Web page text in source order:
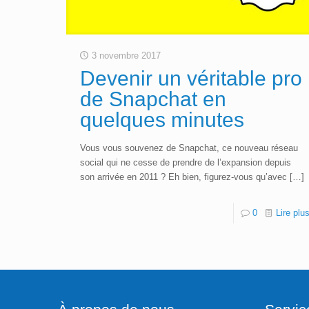
3 novembre 2017
Devenir un véritable pro
de Snapchat en
quelques minutes
Vous vous souvenez de Snapchat, ce nouveau réseau
social qui ne cesse de prendre de l’expansion depuis
son arrivée en 2011 ? Eh bien, figurez-vous qu’avec […]
0 Lire